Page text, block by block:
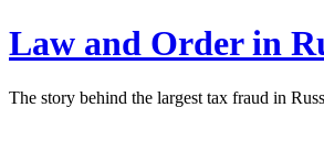
Law and Order in
The story behind the largest tax fraud in